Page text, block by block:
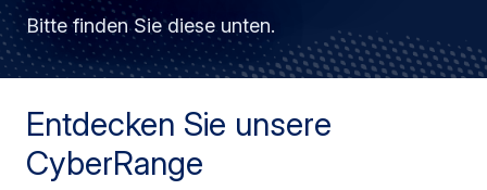
Bitte finden Sie diese unten.
Entdecken Sie unsere
CyberRange